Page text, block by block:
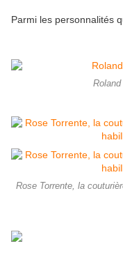
Parmi les personnalités
Rose Torrente, la